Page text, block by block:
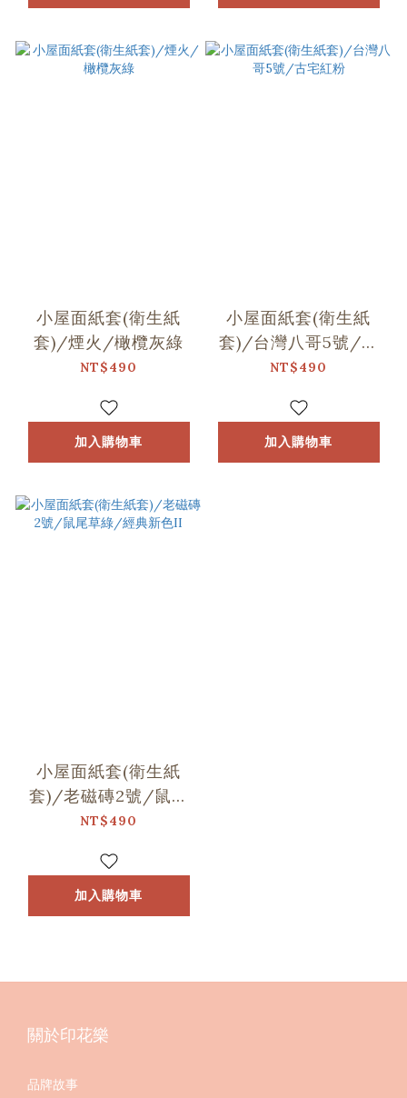
小屋面紙套(衛生紙
套)/煙火/橄欖灰綠
NT$490
加入購物車
小屋面紙套(衛生紙
套)/台灣八哥5號/古
宅紅粉
NT$490
加入購物車
小屋面紙套(衛生紙
套)/老磁磚2號/鼠尾
草綠/經典新色II
NT$490
加入購物車
關於印花樂
品牌故事